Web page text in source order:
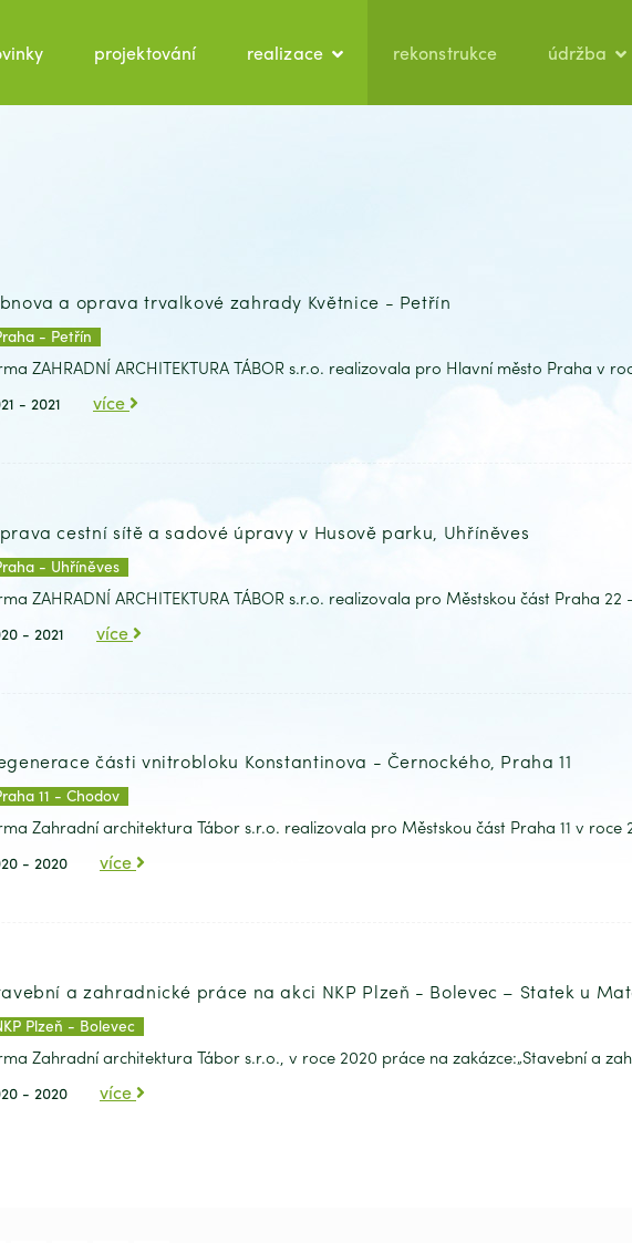
projektování realizace rekonstrukce údržba
a oprava trvalkové zahrady Květnice - Petřín
- Petřín
ZAHRADNÍ ARCHITEKTURA TÁBOR s.r.o. realizovala pro Hlavní město Praha v
- 2021 více
cestní sítě a sadové úpravy v Husově parku, Uhříněves
- Uhříněves
ZAHRADNÍ ARCHITEKTURA TÁBOR s.r.o. realizovala pro Městskou část Praha
- 2021 více
části vnitrobloku Konstantinova - Černockého, Praha 11
11 - Chodov
Zahradní architektura Tábor s.r.o. realizovala pro Městskou část Praha 11 v roce
- 2020 více
a zahradnické práce na akci NKP Plzeň - Bolevec – Statek u
Plzeň - Bolevec
Zahradní architektura Tábor s.r.o., v roce 2020 práce na zakázce:„Stavební a
- 2020 více